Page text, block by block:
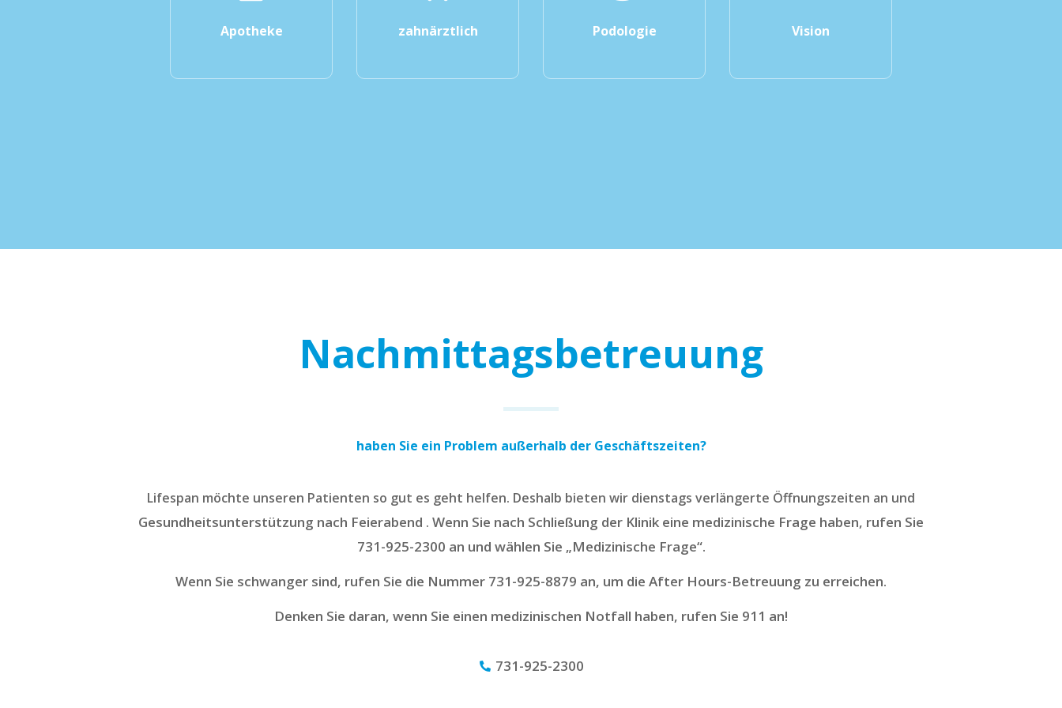
Apotheke zahnärztlich Podologie Vision
Nachmittagsbetreuung
haben Sie ein Problem außerhalb der Geschäftszeiten?
Lifespan möchte unseren Patienten so gut es geht helfen. Deshalb bieten wir dienstags verlängerte Öffnungszeiten an und
Gesundheitsunterstützung nach Feierabend . Wenn Sie nach Schließung der Klinik eine medizinische Frage haben, rufen Sie
731-925-2300 an und wählen Sie „Medizinische Frage“.
Wenn Sie schwanger sind, rufen Sie die Nummer 731-925-8879 an, um die After Hours-Betreuung zu erreichen.
Denken Sie daran, wenn Sie einen medizinischen Notfall haben, rufen Sie 911 an!
731-925-2300